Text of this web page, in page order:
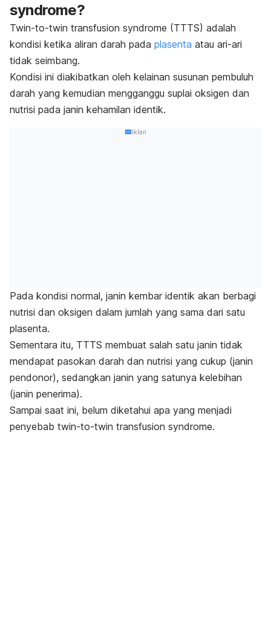
syndrome?
Twin-to-twin transfusion syndrome (TTTS) adalah
kondisi ketika aliran darah pada plasenta atau ari-ari
tidak seimbang.
Kondisi ini diakibatkan oleh kelainan susunan pembuluh
darah yang kemudian mengganggu suplai oksigen dan
nutrisi pada janin kehamilan identik.
Iklan
Pada kondisi normal, janin kembar identik akan berbagi
nutrisi dan oksigen dalam jumlah yang sama dari satu
plasenta.
Sementara itu, TTTS membuat salah satu janin tidak
mendapat pasokan darah dan nutrisi yang cukup (janin
pendonor), sedangkan janin yang satunya kelebihan
(janin penerima).
Sampai saat ini, belum diketahui apa yang menjadi
penyebab twin-to-twin transfusion syndrome.